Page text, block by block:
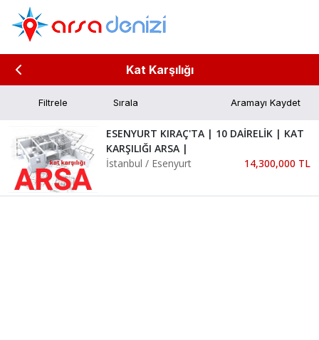
Kat Karşılığı
Filtrele Aramayı Kaydet
ESENYURT KIRAÇ'TA | 10 DAİRELİK | KAT
KARŞILIĞI ARSA |
İstanbul / Esenyurt
14,300,000 TL